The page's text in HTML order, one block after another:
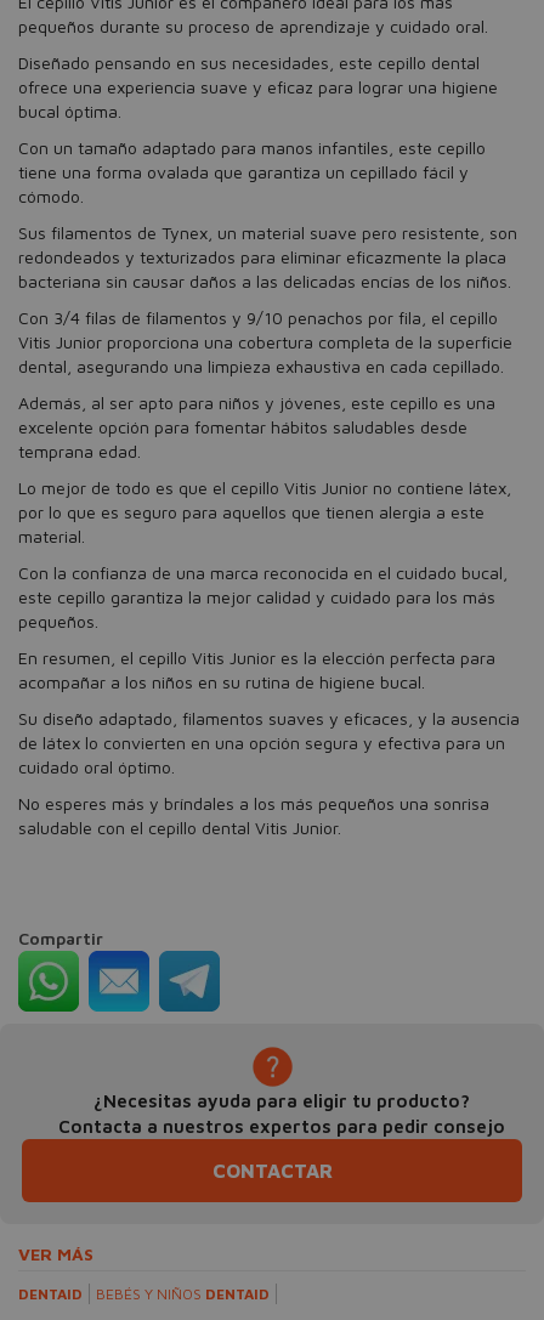
pequeños durante su proceso de aprendizaje y cuidado oral.
Diseñado pensando en sus necesidades, este cepillo dental
ofrece una experiencia suave y eficaz para lograr una higiene
bucal óptima.
Con un tamaño adaptado para manos infantiles, este cepillo
tiene una forma ovalada que garantiza un cepillado fácil y
cómodo.
Sus filamentos de Tynex, un material suave pero resistente, son
redondeados y texturizados para eliminar eficazmente la placa
bacteriana sin causar daños a las delicadas encías de los niños.
Con 3/4 filas de filamentos y 9/10 penachos por fila, el cepillo
Vitis Junior proporciona una cobertura completa de la superficie
dental, asegurando una limpieza exhaustiva en cada cepillado.
Además, al ser apto para niños y jóvenes, este cepillo es una
excelente opción para fomentar hábitos saludables desde
temprana edad.
Lo mejor de todo es que el cepillo Vitis Junior no contiene látex,
por lo que es seguro para aquellos que tienen alergia a este
material.
Con la confianza de una marca reconocida en el cuidado bucal,
este cepillo garantiza la mejor calidad y cuidado para los más
pequeños.
En resumen, el cepillo Vitis Junior es la elección perfecta para
acompañar a los niños en su rutina de higiene bucal.
Su diseño adaptado, filamentos suaves y eficaces, y la ausencia
de látex lo convierten en una opción segura y efectiva para un
cuidado oral óptimo.
No esperes más y bríndales a los más pequeños una sonrisa
saludable con el cepillo dental Vitis Junior.
Compartir
¿Necesitas ayuda para eligir tu producto?
Contacta a nuestros expertos para pedir consejo
CONTACTAR
VER MÁS
DENTAID BEBÉS Y NIÑOS DENTAID